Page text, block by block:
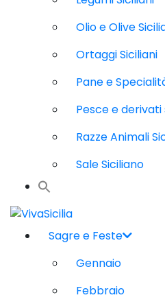
Olio e Olive
Ortaggi Siciliani
Pane e
Pesce e derivati
Razze Animali
Sale Siciliano
Sagre e Feste
Gennaio
Febbraio